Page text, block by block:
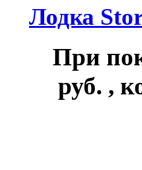
Лодка
При
руб. ,